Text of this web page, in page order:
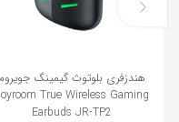
هندزفری بلوتوث گیمینگ جویروم
True Wireless Gaming
Earbuds JR-TP2